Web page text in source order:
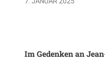
Im Gedenken an